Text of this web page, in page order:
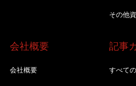
その他
会社概要
会社概要
記事
すべて